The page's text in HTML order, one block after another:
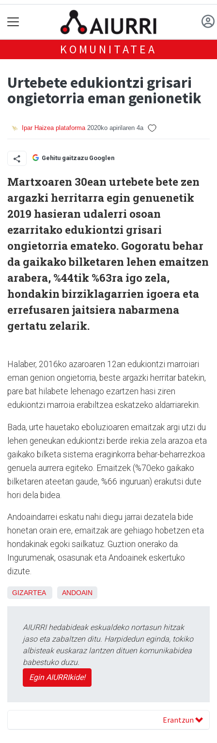
KOMUNITATEA
Urtebete edukiontzi grisari
ongietorria eman genionetik
Ipar Haizea plataforma 2020ko apirilaren 4a
Gehitu gaitzazu Googlen
Martxoaren 30ean urtebete bete zen
argazki herritarra egin genuenetik
2019 hasieran udalerri osoan
ezarritako edukiontzi grisari
ongietorria emateko. Gogoratu behar
da gaikako bilketaren lehen emaitzen
arabera, %44tik %63ra igo zela,
hondakin birziklagarrien igoera eta
errefusaren jaitsiera nabarmena
gertatu zelarik.
Halaber, 2016ko azaroaren 12an edukiontzi marroiari
eman genion ongietorria, beste argazki herritar batekin,
pare bat hilabete lehenago ezartzen hasi ziren
edukiontzi marroia erabiltzea eskatzeko aldarriarekin.
Bada, urte hauetako eboluzioaren emaitzak argi utzi du
lehen geneukan edukiontzi berde irekia zela arazoa eta
gaikako bilketa sistema eraginkorra behar-beharrezkoa
genuela aurrera egiteko. Emaitzek (%70eko gaikako
bilketaren ateetan gaude, %66 inguruan) erakutsi dute
hori dela bidea.
Andoaindarrei eskatu nahi diegu jarrai dezatela bide
honetan orain ere, emaitzak are gehiago hobetzen eta
hondakinak egoki sailkatuz. Guztion onerako da.
Ingurumenak, osasunak eta Andoainek eskertuko
dizute.
GIZARTEA ANDOAIN
AIURRI hedabideak eskualdeko nortasun hitzak
jaso eta zabaltzen ditu. Harpidedun eginda, tokiko
albisteak euskaraz lantzen dituen komunikabidea
babestuko duzu.
Egin AIURRIkide!
Erantzun